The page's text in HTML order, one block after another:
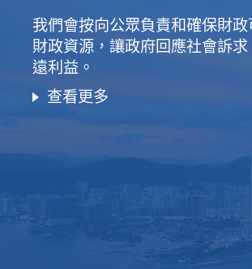
我們會按向公眾負責和確保財
財政資源，讓政府回應社會訴
遠利益。
查看更多